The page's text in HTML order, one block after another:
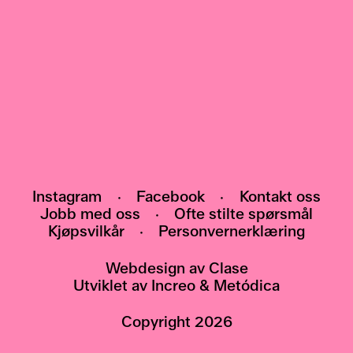
Instagram · Facebook ·
Kontakt oss
Jobb med oss
·
Ofte stilte spørsmål
Kjøpsvilkår
·
Personvernerklæring
Webdesign av Clase
Utviklet av Increo & Metódica
Copyright 2026